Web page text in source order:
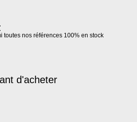
toutes nos références 100% en stock
d'acheter